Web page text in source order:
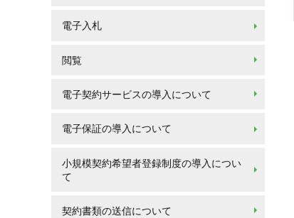
電子入札
閲覧
電子契約サービスの導入について
電子保証の導入について
小規模契約希望者登録制度の導入につい
て
契約書類の送信について